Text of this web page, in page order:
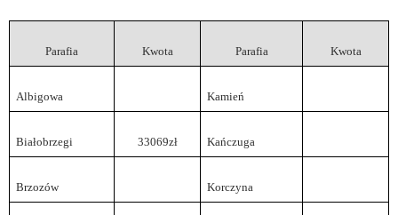
Parafia Kwota Parafia Kwota
Albigowa Kamień
Białobrzegi 33069zł Kańczuga
Brzozów Korczyna